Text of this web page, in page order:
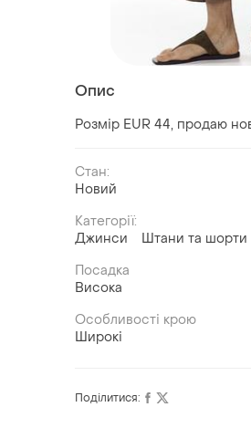
Опис
Розмір EUR 44, продаю
Стан:
Новий
Категорії:
Джинси
Штани та шорти
Посадка
Висока
Особливості крою
Широкі
Поділитися: